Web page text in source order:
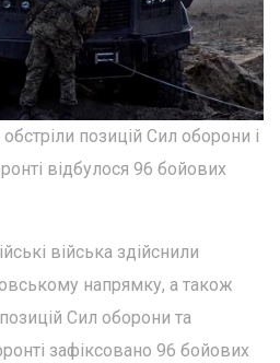
позицій Сил оборони і
відбулося 96 бойових
війська здійснили
напрямку, а також
Сил оборони та
зафіксовано 96 бойових